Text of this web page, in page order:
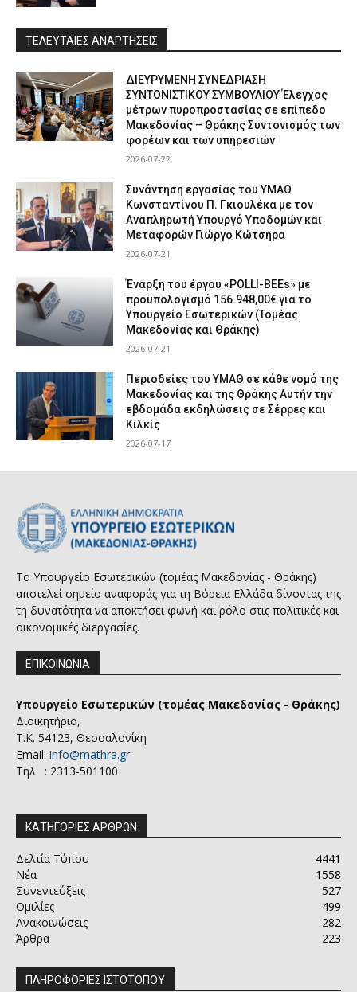
ΤΕΛΕΥΤΑΙΕΣ ΑΝΑΡΤΗΣΕΙΣ
ΔΙΕΥΡΥΜΕΝΗ ΣΥΝΕΔΡΙΑΣΗ
ΣΥΝΤΟΝΙΣΤΙΚΟΥ ΣΥΜΒΟΥΛΙΟΥ Έλεγχος
μέτρων πυροπροστασίας σε επίπεδο
Μακεδονίας – Θράκης Συντονισμός των
φορέων και των υπηρεσιών
2026-07-22
Συνάντηση εργασίας του ΥΜΑΘ
Κωνσταντίνου Π. Γκιουλέκα με τον
Αναπληρωτή Υπουργό Υποδομών και
Μεταφορών Γιώργο Κώτσηρα
2026-07-21
Έναρξη του έργου «POLLI-BEEs» με
προϋπολογισμό 156.948,00€ για το
Υπουργείο Εσωτερικών (Τομέας
Μακεδονίας και Θράκης)
2026-07-21
Περιοδείες του ΥΜΑΘ σε κάθε νομό της
Μακεδονίας και της Θράκης Αυτήν την
εβδομάδα εκδηλώσεις σε Σέρρες και
Κιλκίς
2026-07-17
Το Υπουργείο Εσωτερικών (τομέας Μακεδονίας - Θράκης)
αποτελεί σημείο αναφοράς για τη Βόρεια Ελλάδα δίνοντας της
τη δυνατότητα να αποκτήσει φωνή και ρόλο στις πολιτικές και
οικονομικές διεργασίες.
ΕΠΙΚΟΙΝΩΝΙΑ
Υπουργείο Εσωτερικών (τομέας Μακεδονίας - Θράκης)
Διοικητήριο,
Τ.Κ. 54123, Θεσσαλονίκη
Email: info@mathra.gr
Τηλ. : 2313-501100
ΚΑΤΗΓΟΡΙΕΣ ΑΡΘΡΩΝ
Δελτία Τύπου
4441
Νέα
1558
Συνεντεύξεις
527
Ομιλίες
499
Ανακοινώσεις
282
Άρθρα
223
ΠΛΗΡΟΦΟΡΙΕΣ ΙΣΤΟΤΟΠΟΥ